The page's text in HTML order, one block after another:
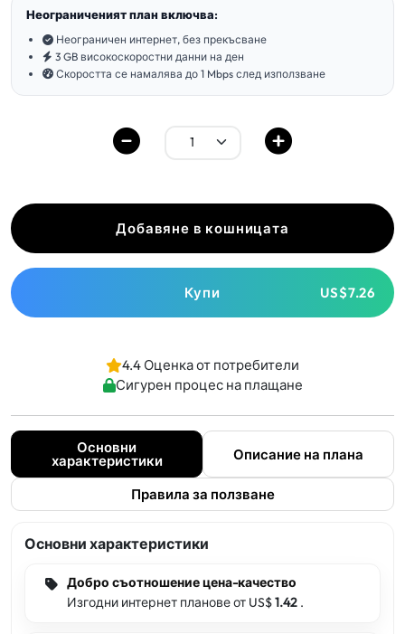
Неограниченият план включва:
Неограничен интернет, без прекъсване
3 GB високоскоростни данни на ден
Скоростта се намалява до 1 Mbps след използване
Добавяне в кошницата
Купи US$7.26
4.4 Оценка от потребители
Сигурен процес на плащане
Основни
характеристики Описание на плана
Правила за ползване
Основни характеристики
Добро съотношение цена-качество
Изгодни интернет планове от US$1.42 .